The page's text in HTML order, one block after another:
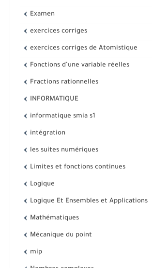
Examen
exercices corriges
exercices corriges de Atomistique
Fonctions d’une variable réelles
Fractions rationnelles
INFORMATIQUE
informatique smia s1
intégration
les suites numériques
Limites et fonctions continues
Logique
Logique Et Ensembles et Applications
Mathématiques
Mécanique du point
mip